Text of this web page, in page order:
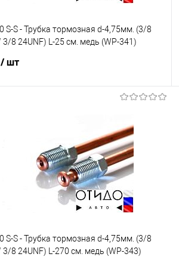
S-S - Трубка тормозная d-4,75мм. (3/8
3/8 24UNF) L-25 см. медь (WP-341)
/ шт
Под заказ
S-S - Трубка тормозная d-4,75мм. (3/8
3/8 24UNF) L-270 см. медь (WP-343)